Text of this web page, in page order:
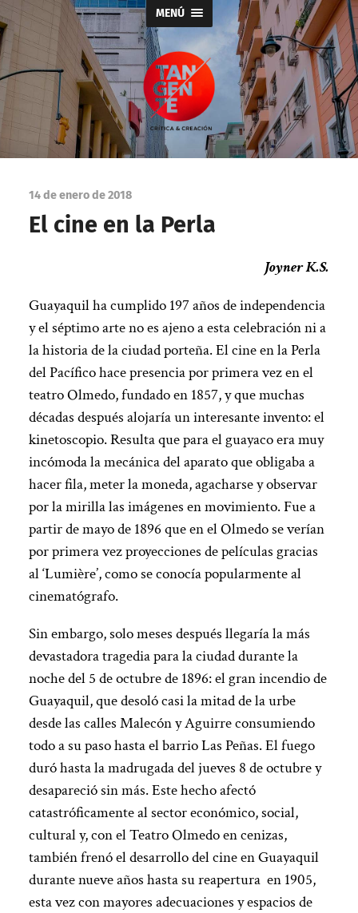
MENÚ
Tangente
14 de enero de 2018
El cine en la Perla
Joyner K.S.
Guayaquil ha cumplido 197 años de independencia
y el séptimo arte no es ajeno a esta celebración ni a
la historia de la ciudad porteña. El cine en la Perla
del Pacífico hace presencia por primera vez en el
teatro Olmedo, fundado en 1857, y que muchas
décadas después alojaría un interesante invento: el
kinetoscopio. Resulta que para el guayaco era muy
incómoda la mecánica del aparato que obligaba a
hacer fila, meter la moneda, agacharse y observar
por la mirilla las imágenes en movimiento. Fue a
partir de mayo de 1896 que en el Olmedo se verían
por primera vez proyecciones de películas gracias
al ‘Lumière’, como se conocía popularmente al
cinematógrafo.
Sin embargo, solo meses después llegaría la más
devastadora tragedia para la ciudad durante la
noche del 5 de octubre de 1896: el gran incendio de
Guayaquil, que desoló casi la mitad de la urbe
desde las calles Malecón y Aguirre consumiendo
todo a su paso hasta el barrio Las Peñas. El fuego
duró hasta la madrugada del jueves 8 de octubre y
desapareció sin más. Este hecho afectó
catastróficamente al sector económico, social,
cultural y, con el Teatro Olmedo en cenizas,
también frenó el desarrollo del cine en Guayaquil
durante nueve años hasta su reapertura en 1905,
esta vez con mayores adecuaciones y espacios de